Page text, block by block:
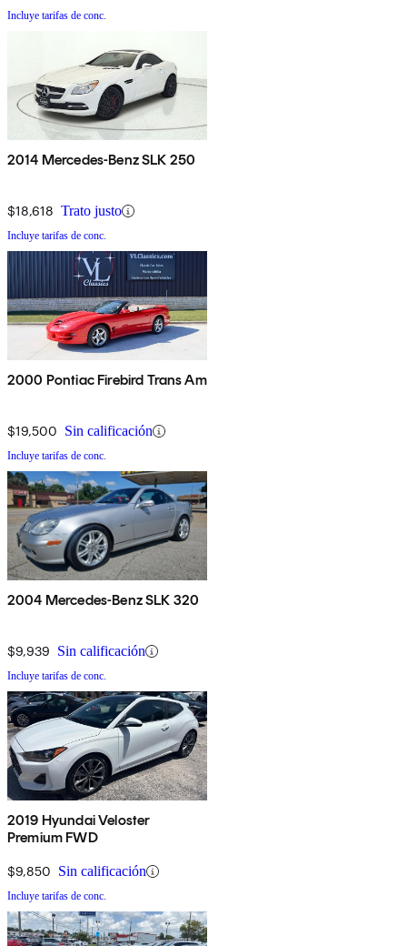
Incluye tarifas de conc.
2014 Mercedes-Benz SLK 250
$18,618 Trato justo
Incluye tarifas de conc.
2000 Pontiac Firebird Trans Am
$19,500 Sin calificación
Incluye tarifas de conc.
2004 Mercedes-Benz SLK 320
$9,939 Sin calificación
Incluye tarifas de conc.
2019 Hyundai Veloster
Premium FWD
$9,850 Sin calificación
Incluye tarifas de conc.